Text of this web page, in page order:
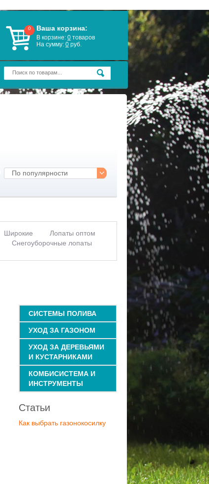
0 Ваша корзина:
В корзине: 0 товаров
На сумму: 0руб.
По популярности
Широкие
Лопаты оптом
Снегоуборочные лопаты
СИСТЕМЫ ПОЛИВА
УХОД ЗА ГАЗОНОМ
УХОД ЗА ДЕРЕВЬЯМИ
И КУСТАРНИКАМИ
КОМБИСИСТЕМА И
ИНСТРУМЕНТЫ
Статьи
Как выбрать газонокосилку